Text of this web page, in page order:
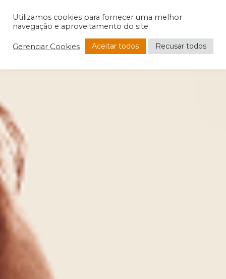
Utilizamos cookies para fornecer uma melhor
navegação e aproveitamento do site.
Gerenciar Cookies Aceitar todos Recusar todos